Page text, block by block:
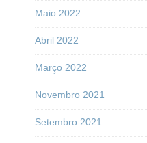
Maio 2022
Abril 2022
Março 2022
Novembro 2021
Setembro 2021